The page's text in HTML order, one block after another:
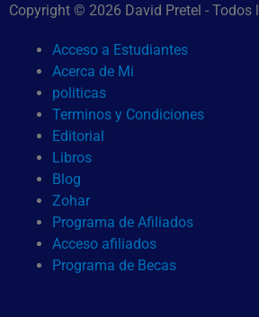
Copyright © 2026 David Pretel - Todos
Acceso a Estudiantes
Acerca de Mi
politicas
Terminos y Condiciones
Editorial
Libros
Blog
Zohar
Programa de Afiliados
Acceso afiliados
Programa de Becas